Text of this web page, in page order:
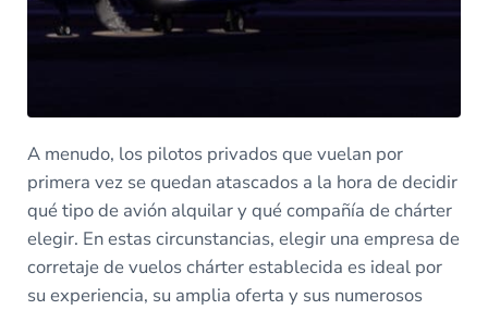
A menudo, los pilotos privados que vuelan por
primera vez se quedan atascados a la hora de decidir
qué tipo de avión alquilar y qué compañía de chárter
elegir. En estas circunstancias, elegir una empresa de
corretaje de vuelos chárter establecida es ideal por
su experiencia, su amplia oferta y sus numerosos